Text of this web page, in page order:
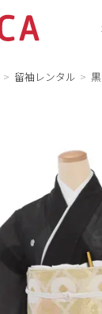
留袖レンタル